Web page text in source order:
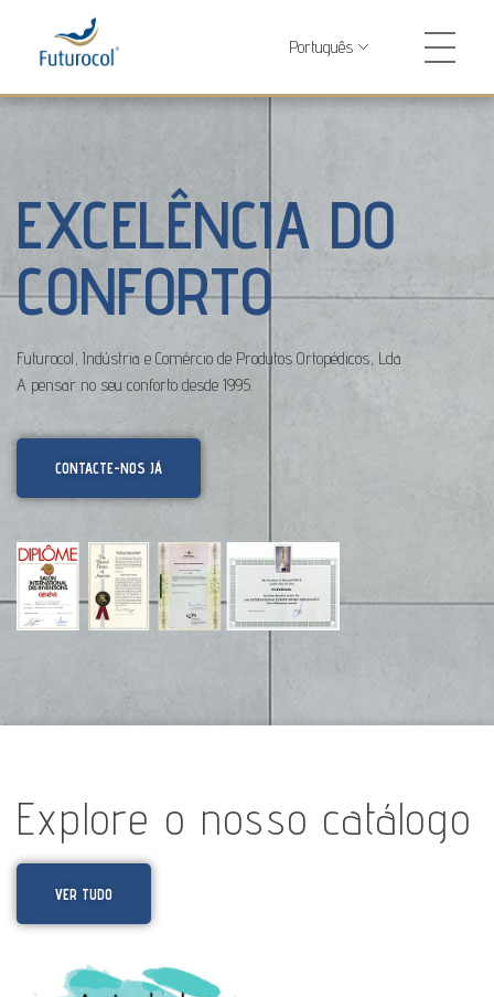
EXCELÊNCIA DO
CONFORTO
Futurocol, Indústria e Comércio de Produtos Ortopédicos, Lda
A pensar no seu conforto desde 1995.
CONTACTE-NOS JÁ
Explore o nosso catálogo
VER TUDO